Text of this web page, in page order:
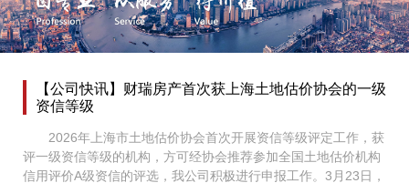
【公司快讯】财瑞房产首次获上海土地估价协会的一级
资信等级
2026年上海市土地估价协会首次开展资信等级评定工作，获
评一级资信等级的机构，方可经协会推荐参加全国土地估价机构
信用评价A级资信的评选，我公司积极进行申报工作。3月23日，